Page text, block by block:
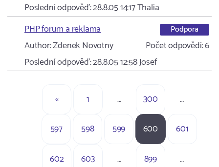
Poslední odpověď:28.8.05 14:17Thalia
PHP forum a reklama
Podpora
Author:Zdenek Novotny Počet odpovědí:6
Poslední odpověď:28.8.05 12:58Josef
« 1 … 300 …
597 598 599 600 601
602 603 … 899 …